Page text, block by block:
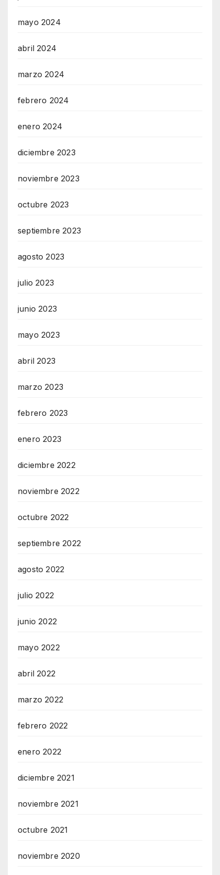
mayo 2024
abril 2024
marzo 2024
febrero 2024
enero 2024
diciembre 2023
noviembre 2023
octubre 2023
septiembre 2023
agosto 2023
julio 2023
junio 2023
mayo 2023
abril 2023
marzo 2023
febrero 2023
enero 2023
diciembre 2022
noviembre 2022
octubre 2022
septiembre 2022
agosto 2022
julio 2022
junio 2022
mayo 2022
abril 2022
marzo 2022
febrero 2022
enero 2022
diciembre 2021
noviembre 2021
octubre 2021
noviembre 2020